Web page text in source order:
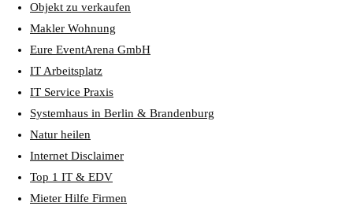
Objekt zu verkaufen
Makler Wohnung
Eure EventArena GmbH
IT Arbeitsplatz
IT Service Praxis
Systemhaus in Berlin & Brandenburg
Natur heilen
Internet Disclaimer
Top 1 IT & EDV
Mieter Hilfe Firmen